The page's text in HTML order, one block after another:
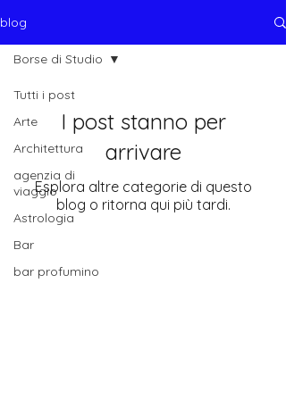
blog
Tutti i post
Arte
Architettura
agenzia di
viaggio
Astrologia
Bar
bar profumino
Borse di Studio
I post stanno per
arrivare
Esplora altre categorie di questo
blog o ritorna qui più tardi.